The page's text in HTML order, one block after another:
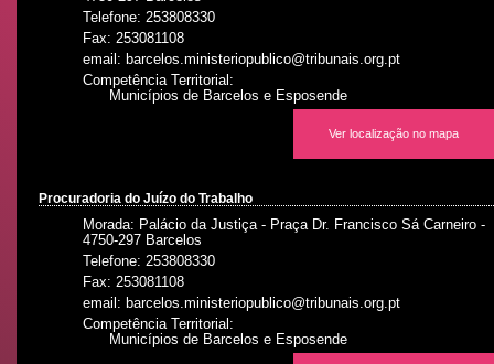
Telefone: 253808330
Fax: 253081108
email: barcelos.ministeriopublico@tribunais.org.pt
Competência Territorial:
Municípios de Barcelos e Esposende
Ver localização no mapa
Procuradoria do Juízo do Trabalho
Morada: Palácio da Justiça - Praça Dr. Francisco Sá Carneiro -
4750-297 Barcelos
Telefone: 253808330
Fax: 253081108
email: barcelos.ministeriopublico@tribunais.org.pt
Competência Territorial:
Municípios de Barcelos e Esposende